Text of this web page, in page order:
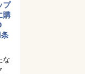
プ
購
な